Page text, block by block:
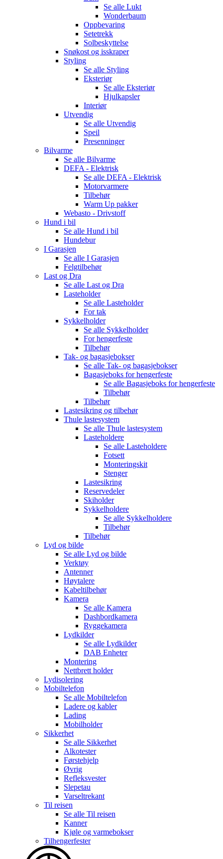
Se alle Lukt
Wonderbaum
Oppbevaring
Setetrekk
Solbeskyttelse
Snøkost og isskraper
Styling
Se alle Styling
Eksteriør
Se alle Eksteriør
Hjulkapsler
Interiør
Utvendig
Se alle Utvendig
Speil
Presenninger
Bilvarme
Se alle Bilvarme
DEFA - Elektrisk
Se alle DEFA - Elektrisk
Motorvarmere
Tilbehør
Warm Up pakker
Webasto - Drivstoff
Hund i bil
Se alle Hund i bil
Hundebur
I Garasjen
Se alle I Garasjen
Felgtilbehør
Last og Dra
Se alle Last og Dra
Lasteholder
Se alle Lasteholder
For tak
Sykkelholder
Se alle Sykkelholder
For hengerfeste
Tilbehør
Tak- og bagasjebokser
Se alle Tak- og bagasjebokser
Bagasjeboks for hengerfeste
Se alle Bagasjeboks for hengerfeste
Tilbehør
Tilbehør
Lastesikring og tilbehør
Thule lastesystem
Se alle Thule lastesystem
Lasteholdere
Se alle Lasteholdere
Fotsett
Monteringskit
Stenger
Lastesikring
Reservedeler
Skiholder
Sykkelholdere
Se alle Sykkelholdere
Tilbehør
Tilbehør
Lyd og bilde
Se alle Lyd og bilde
Verktøy
Antenner
Høytalere
Kabeltilbehør
Kamera
Se alle Kamera
Dashbordkamera
Ryggekamera
Lydkilder
Se alle Lydkilder
DAB Enheter
Montering
Nettbrett holder
Lydisolering
Mobiltelefon
Se alle Mobiltelefon
Ladere og kabler
Lading
Mobilholder
Sikkerhet
Se alle Sikkerhet
Alkotester
Førstehjelp
Øvrig
Refleksvester
Slepetau
Varseltrekant
Til reisen
Se alle Til reisen
Kanner
Kjøle og varmebokser
Tilhengerfester